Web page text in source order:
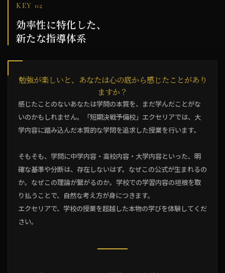
KEY 02
効率性に特化した、
新たな指導体系
勉強が楽しいと、あなたは心の底から感じたことがあり
ますか？
感じたことのないあなたは学問の本質を、まだ学んだことがな
いのかもしれません。「短期決戦予備校」エクセリアでは、大
学内容に踏み込んだ本質的な学問を追求した授業を行います。
そもそも、学問に中学内容・高校内容・大学内容といった、明
確な基準や分断は、存在しないはず。なぜこの公式が生まれるの
か。なぜこの理論が繋がるのか。学校での学習内容の垣根を取
り払うことで、自然な考え方が身につきます。
エクセリアで、学校の授業を超越した本物の学びを体験してくだ
さい。